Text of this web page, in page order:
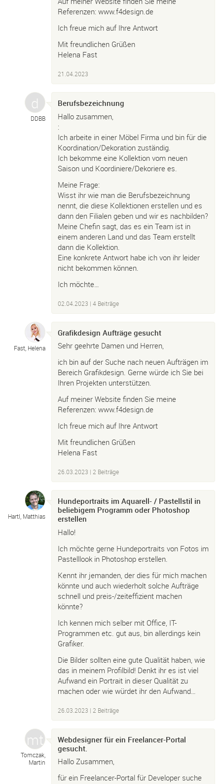
Referenzen: www.f4design.de
Ich freue mich auf Ihre Antwort
Mit freundlichen Grüßen
Helena Fast
21.04.2023
DDBB
Berufsbezeichnung
Hallo zusammen,
:
Ich arbeite in einer Möbel Firma und bin für die
Koordination/Dekoration zuständig.
Ich bekomme eine Kollektion vom neuen
Saison und Koordiniere/Dekoriere es.
Meine Frage:
Wisst ihr wie man die Berufsbezeichnung
nennt, die diese Kollektionen erstellen und es
dann den Filialen geben und wir es nachbilden?
Meine Chefin sagt, das es ein Team ist in
einem anderen Land und das Team erstellt
dann die Kollektion.
Eine konkrete Antwort habe ich von ihr leider
nicht bekommen können.
Ich möchte…
02.04.2023 | 4 Beiträge
Fast, Helena
Grafikdesign Aufträge gesucht
Sehr geehrte Damen und Herren,
ich bin auf der Suche nach neuen Aufträgen im
Bereich Grafikdesign. Gerne würde ich Sie bei
Ihren Projekten unterstützen.
Auf meiner Website finden Sie meine
Referenzen: www.f4design.de
Ich freue mich auf Ihre Antwort
Mit freundlichen Grüßen
Helena Fast
26.03.2023 | 2 Beiträge
Hartl, Matthias
Hundeportraits im Aquarell- / Pastellstil in
beliebigem Programm oder Photoshop
erstellen
Hallo!
Ich möchte gerne Hundeportraits von Fotos im
Pastelllook in Photoshop erstellen.
Kennt ihr jemanden, der dies für mich machen
könnte und auch wiederholt solche Aufträge
schnell und preis-/zeiteffizient machen
könnte?
Ich kennen mich selber mit Office, IT-
Programmen etc. gut aus, bin allerdings kein
Grafiker.
Die Bilder sollten eine gute Qualität haben, wie
das in meinem Profilbild! Denkt ihr es ist viel
Aufwand ein Portrait in dieser Qualität zu
machen oder wie würdet ihr den Aufwand…
26.03.2023 | 2 Beiträge
Tomczak,
Martin
Webdesigner für ein Freelancer-Portal
gesucht.
Hallo Zusammen,
für ein Freelancer-Portal für Developer suche